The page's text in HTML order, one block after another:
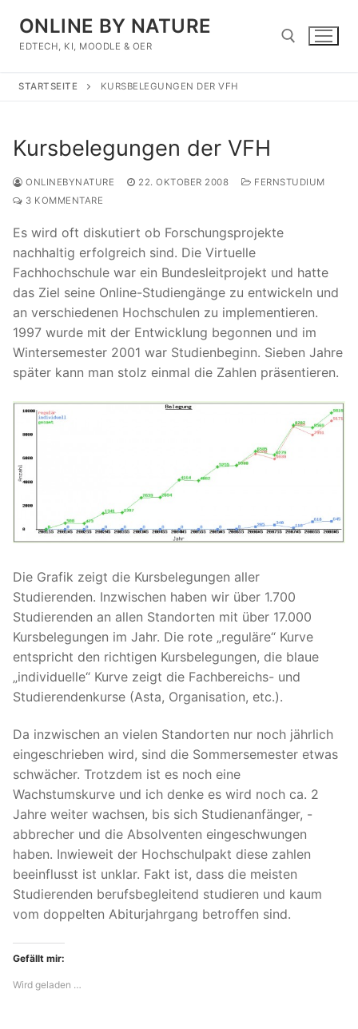
Inhalt
springen
ONLINE BY NATURE
EDTECH, KI, MOODLE & OER
STARTSEITE KURSBELEGUNGEN DER VFH
Kursbelegungen der VFH
ONLINEBYNATURE 22. OKTOBER 2008
FERNSTUDIUM
3 KOMMENTARE
Es wird oft diskutiert ob Forschungsprojekte
nachhaltig erfolgreich sind. Die Virtuelle
Fachhochschule war ein Bundesleitprojekt und hatte
das Ziel seine Online-Studiengänge zu entwickeln und
an verschiedenen Hochschulen zu implementieren.
1997 wurde mit der Entwicklung begonnen und im
Wintersemester 2001 war Studienbeginn. Sieben Jahre
später kann man stolz einmal die Zahlen präsentieren.
Die Grafik zeigt die Kursbelegungen aller
Studierenden. Inzwischen haben wir über 1.700
Studierenden an allen Standorten mit über 17.000
Kursbelegungen im Jahr. Die rote „reguläre“ Kurve
entspricht den richtigen Kursbelegungen, die blaue
„individuelle“ Kurve zeigt die Fachbereichs- und
Studierendenkurse (Asta, Organisation, etc.).
Da inzwischen an vielen Standorten nur noch jährlich
eingeschrieben wird, sind die Sommersemester etwas
schwächer. Trotzdem ist es noch eine
Wachstumskurve und ich denke es wird noch ca. 2
Jahre weiter wachsen, bis sich Studienanfänger, -
abbrecher und die Absolventen eingeschwungen
haben. Inwieweit der Hochschulpakt diese zahlen
beeinflusst ist unklar. Fakt ist, dass die meisten
Studierenden berufsbegleitend studieren und kaum
vom doppelten Abiturjahrgang betroffen sind.
Gefällt mir:
Wird geladen …